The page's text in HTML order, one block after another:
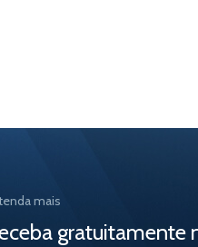
mais
gratuitamente